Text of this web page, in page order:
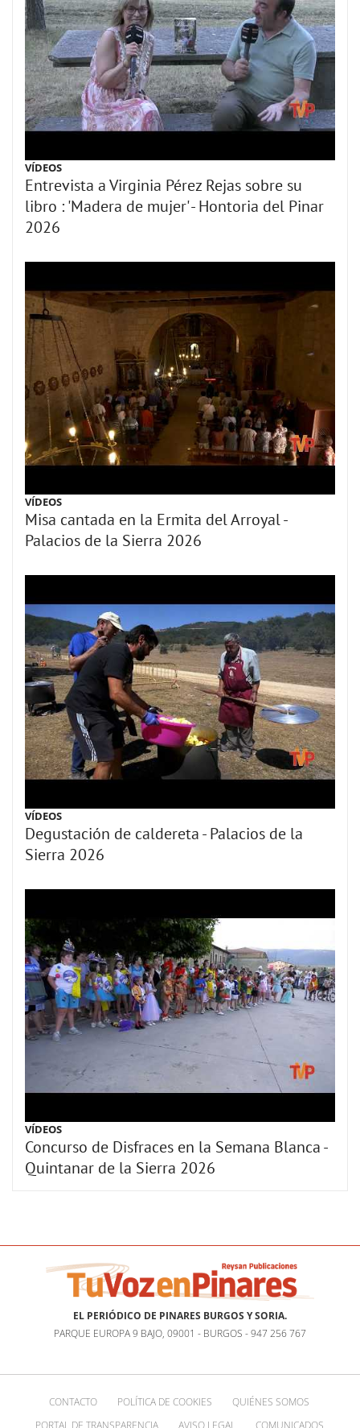
VÍDEOS
Entrevista a Virginia Pérez Rejas sobre su
libro : 'Madera de mujer' - Hontoria del Pinar
2026
VÍDEOS
Misa cantada en la Ermita del Arroyal -
Palacios de la Sierra 2026
VÍDEOS
Degustación de caldereta - Palacios de la
Sierra 2026
VÍDEOS
Concurso de Disfraces en la Semana Blanca -
Quintanar de la Sierra 2026
EL PERIÓDICO DE PINARES BURGOS Y SORIA.
PARQUE EUROPA 9 BAJO, 09001 - BURGOS - 947 256 767
CONTACTO POLÍTICA DE COOKIES
QUIÉNES SOMOS